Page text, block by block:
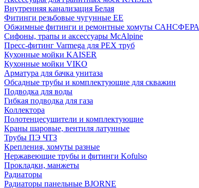
Внутренняя канализация Белая
Фитинги резьбовые чугунные EE
Обжимные фитинги и ремонтные хомуты САНСФЕРА
Сифоны, трапы и аксессуары McAlpine
Пресс-фитинг Varmega для PEX труб
Кухонные мойки KAISER
Кухонные мойки VIKO
Арматура для бачка унитаза
Обсадные трубы и комплектующие для скважин
Подводка для воды
Гибкая подводка для газа
Коллектора
Полотенцесушители и комплектующие
Краны шаровые, вентиля латунные
Трубы ПЭ ЧТЗ
Крепления, хомуты разные
Нержавеющие трубы и фитинги Kofulso
Прокладки, манжеты
Радиаторы
Радиаторы панельные BJORNE